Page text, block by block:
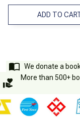
ADD TO
We donate a
More than 500+